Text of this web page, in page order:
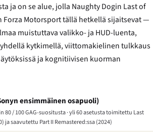
ja on se alue, jolla Naughty Dogin Last of
Forza Motorsporttällä hetkellä sijaitsevat —
muistuttava valikko- ja HUD-luenta,
kytkimellä, viittomakielinen tulkkaus
ja kognitiivisen kuorman
ensimmäinen osapuoli)
80 / 100 GAG-suositusta · yli 60 asetusta toimitettu Last
ja saavutettu Part II Remastered:ssa (2024)